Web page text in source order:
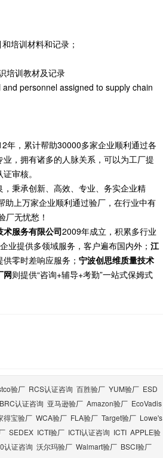
培训材料和记录；
培训教材及记录
personnel assigned to supply chain
，累计帮助30000多家企业顺利通过各
，拥有诸多的人脉关系，可以为工厂提
审核。
秉承创新、高效、专业、务实企业精
助上万家企业顺利通过验厂，在行业中有
厂无忧愁！
服务有限公司2009年成立，积累多行业
业提供多领域服务，客户遍布国内外； 江
零时差响应服务； 宁波创思维质量技术
网则提供“咨询+辅导+考勤”一站式保姆式
验厂 RCS认证咨询 百胜验厂 YUM验厂 ESD
BRC认证咨询 亚马逊验厂 Amazon验厂 EcoVadis
得宝验厂 WCA验厂 FLA验厂 Target验厂 Lowe's
SEDEX ICTI验厂 ICTI认证咨询 ICTI APPLE验
认证咨询 沃尔玛验厂 Walmart验厂 BSCI验厂